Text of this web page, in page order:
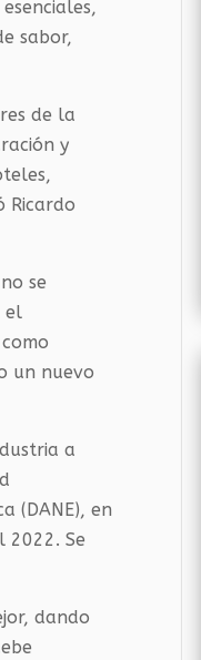
sabor,
de la
y
Ricardo
se
el
un nuevo
a
(DANE), en
2022. Se
dando